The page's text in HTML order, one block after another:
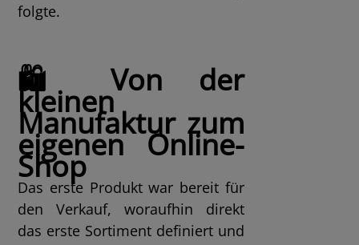
folgte.
🛍️ Von der
kleinen
Manufaktur zum
eigenen Online-
Shop
Das erste Produkt war bereit für
den Verkauf, woraufhin direkt
das erste Sortiment definiert und